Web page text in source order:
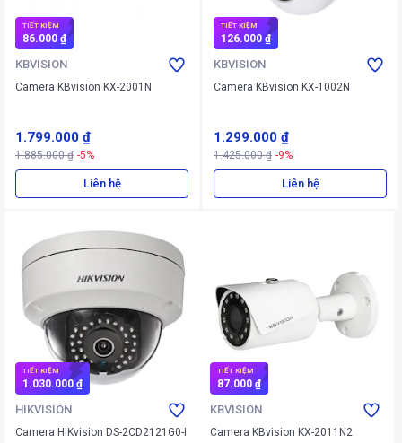
TIẾT KIỆM
86.000 ₫
KBVISION
Camera KBvision KX-2001N
1.799.000 ₫
1.885.000 ₫ -5%
Liên hệ
TIẾT KIỆM
126.000 ₫
KBVISION
Camera KBvision KX-1002N
1.299.000 ₫
1.425.000 ₫ -9%
Liên hệ
TIẾT KIỆM
1.030.000 ₫
HIKVISION
Camera HIKvision DS-2CD2121G0-I
TIẾT KIỆM
87.000 ₫
KBVISION
Camera KBvision KX-2011N2